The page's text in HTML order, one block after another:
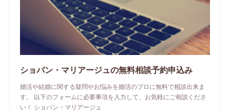
ショパン・マリアージュの無料相談予約申込み
婚活や結婚に関する疑問やお悩みを婚活のプロに無料で相談出来ま
す。 以下のフォームに必要事項を入力して、お気軽にご相談くださ
い！ ショパン・マリアージュ